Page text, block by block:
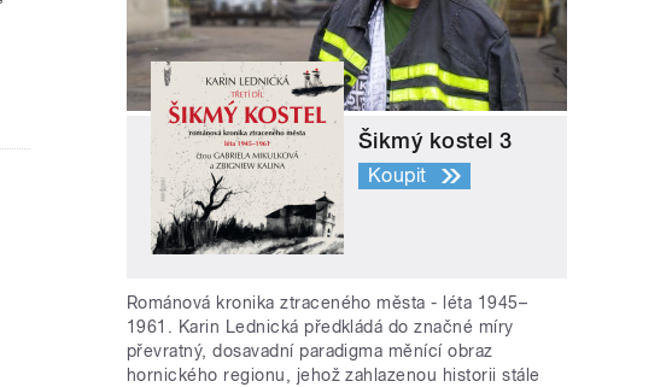
Šikmý kostel 3
Koupit
Románová kronika ztraceného města - léta 1945–
1961. Karin Lednická předkládá do značné míry
převratný, dosavadní paradigma měnící obraz
hornického regionu, jehož zahlazenou historii stále